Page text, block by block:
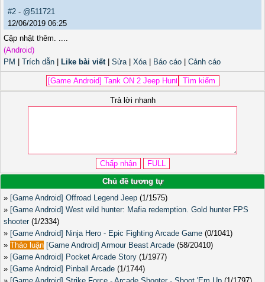
#2 - @511721
12/06/2019 06:25
Cập nhật thêm. ....
(Android)
PM
Trích dẫn Like bài viết| Sửa| Xóa| Báo cáo Cảnh cáo
Trả lời nhanh
Chủ đề tương tự
» [Game Android] Offroad Legend Jeep (1/1575)
» [Game Android] West wild hunter: Mafia redemption. Gold hunter FPS
shooter(1/2334)
» [Game Android] Ninja Hero - Epic Fighting Arcade Game (0/1041)
» Thảo luận [Game Android] Armour Beast Arcade (58/20410)
» [Game Android] Pocket Arcade Story (1/1977)
» [Game Android] Pinball Arcade (1/1744)